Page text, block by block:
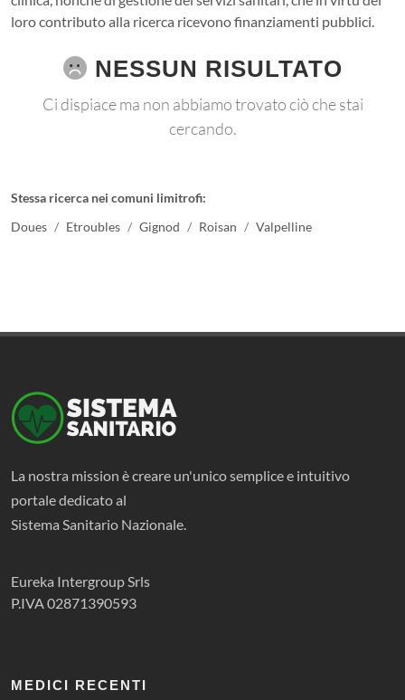
loro contributo alla ricerca ricevono finanziamenti pubblici.
NESSUN RISULTATO
Ci dispiace ma non abbiamo trovato ciò che stai
cercando.
Stessa ricerca nei comuni limitrofi:
Doues
Etroubles Gignod Roisan Valpelline
La nostra mission è creare un'unico semplice e intuitivo
portale dedicato al
Sistema Sanitario Nazionale.
Eureka Intergroup Srls
P.IVA 02871390593
MEDICI RECENTI